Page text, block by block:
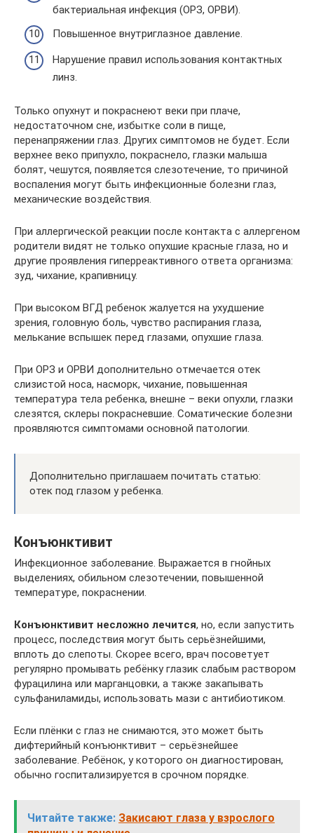
бактериальная инфекция (ОРЗ, ОРВИ).
Повышенное внутриглазное давление.
Нарушение правил использования контактных
линз.
Только опухнут и покраснеют веки при плаче,
недостаточном сне, избытке соли в пище,
перенапряжении глаз. Других симптомов не будет. Если
верхнее веко припухло, покраснело, глазки малыша
болят, чешутся, появляется слезотечение, то причиной
воспаления могут быть инфекционные болезни глаз,
механические воздействия.
При аллергической реакции после контакта с аллергеном
родители видят не только опухшие красные глаза, но и
другие проявления гиперреактивного ответа организма:
зуд, чихание, крапивницу.
При высоком ВГД ребенок жалуется на ухудшение
зрения, головную боль, чувство распирания глаза,
мелькание вспышек перед глазами, опухшие глаза.
При ОРЗ и ОРВИ дополнительно отмечается отек
слизистой носа, насморк, чихание, повышенная
температура тела ребенка, внешне – веки опухли, глазки
слезятся, склеры покрасневшие. Соматические болезни
проявляются симптомами основной патологии.
Дополнительно приглашаем почитать статью:
отек под глазом у ребенка.
Конъюнктивит
Инфекционное заболевание. Выражается в гнойных
выделениях, обильном слезотечении, повышенной
температуре, покраснении.
Конъюнктивит несложно лечится, но, если запустить
процесс, последствия могут быть серьёзнейшими,
вплоть до слепоты. Скорее всего, врач посоветует
регулярно промывать ребёнку глазик слабым раствором
фурацилина или марганцовки, а также закапывать
сульфаниламиды, использовать мази с антибиотиком.
Если плёнки с глаз не снимаются, это может быть
дифтерийный конъюнктивит – серьёзнейшее
заболевание. Ребёнок, у которого он диагностирован,
обычно госпитализируется в срочном порядке.
Читайте также: Закисают глаза у взрослого